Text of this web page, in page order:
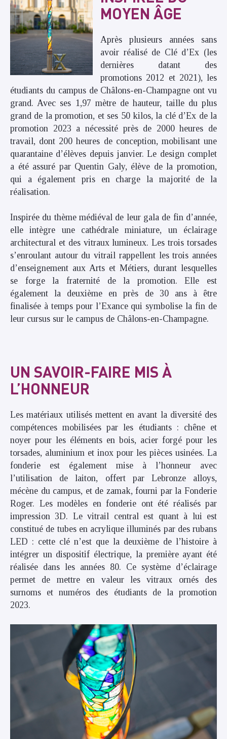
MOYEN ÂGE
Après plusieurs années sans
avoir réalisé de Clé d’Ex (les
dernières datant des
promotions 2012 et 2021), les
étudiants du campus de Châlons-en-Champagne ont vu
grand. Avec ses 1,97 mètre de hauteur, taille du plus
grand de la promotion, et ses 50 kilos, la clé d’Ex de la
promotion 2023 a nécessité près de 2000 heures de
travail, dont 200 heures de conception, mobilisant une
quarantaine d’élèves depuis janvier. Le design complet
a été assuré par Quentin Galy, élève de la promotion,
qui a également pris en charge la majorité de la
réalisation.
Inspirée du thème médiéval de leur gala de fin d’année,
elle intègre une cathédrale miniature, un éclairage
architectural et des vitraux lumineux. Les trois torsades
s’enroulant autour du vitrail rappellent les trois années
d’enseignement aux Arts et Métiers, durant lesquelles
se forge la fraternité de la promotion. Elle est
également la deuxième en près de 30 ans à être
finalisée à temps pour l’Exance qui symbolise la fin de
leur cursus sur le campus de Châlons-en-Champagne.
UN SAVOIR-FAIRE MIS À
L’HONNEUR
Les matériaux utilisés mettent en avant la diversité des
compétences mobilisées par les étudiants : chêne et
noyer pour les éléments en bois, acier forgé pour les
torsades, aluminium et inox pour les pièces usinées. La
fonderie est également mise à l’honneur avec
l’utilisation de laiton, offert par Lebronze alloys,
mécène du campus, et de zamak, fourni par la Fonderie
Roger. Les modèles en fonderie ont été réalisés par
impression 3D. Le vitrail central est quant à lui est
constitué de tubes en acrylique illuminés par des rubans
LED : cette clé n’est que la deuxième de l’histoire à
intégrer un dispositif électrique, la première ayant été
réalisée dans les années 80. Ce système d’éclairage
permet de mettre en valeur les vitraux ornés des
surnoms et numéros des étudiants de la promotion
2023.